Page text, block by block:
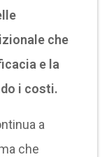
che
e la
i costi.
a
che